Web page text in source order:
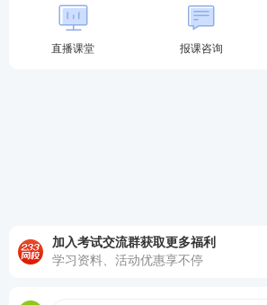
“河北省实名制数据管理系统”中项
理）、技术负责人、质量负责人、
评价过程由省住房城乡建设厅组织
直播课堂 报课咨询
加入考试交流群获取更多福利
学习资料、活动优惠享不停